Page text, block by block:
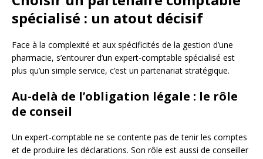
spécialisé : un atout décisif
Face à la complexité et aux spécificités de la gestion d’une
pharmacie, s’entourer d’un expert-comptable spécialisé est
plus qu’un simple service, c’est un partenariat stratégique.
Au-delà de l’obligation légale : le rôle
de conseil
Un expert-comptable ne se contente pas de tenir les comptes
et de produire les déclarations. Son rôle est aussi de conseiller